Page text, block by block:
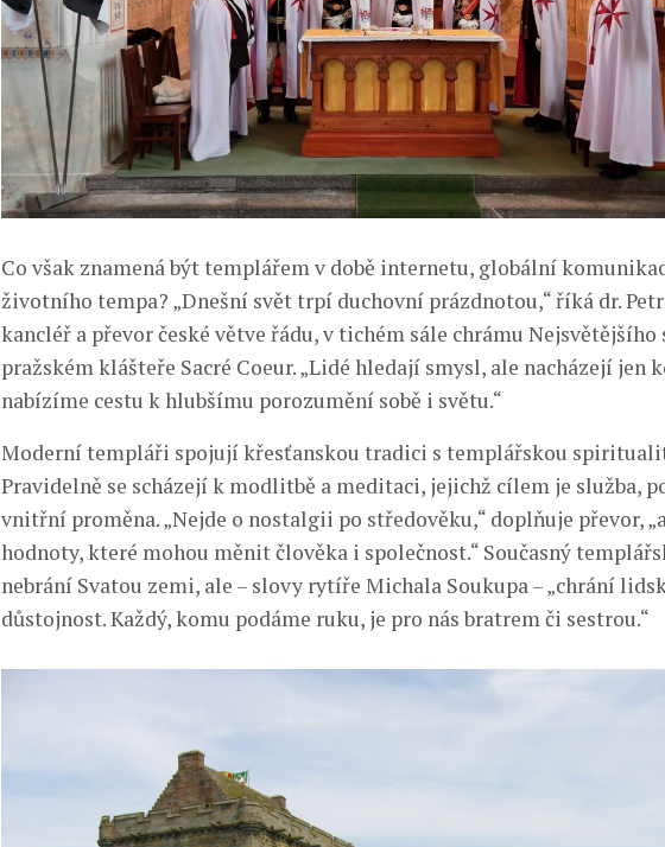
Co však znamená být templářem v době internetu, globální
životního tempa? „Dnešní svět trpí duchovní prázdnotou,“ říká dr.
kancléř a převor české větve řádu, v tichém sále chrámu Nejsvětějšího
pražském klášteře Sacré Coeur. „Lidé hledají smysl, ale nacházejí jen
nabízíme cestu k hlubšímu porozumění sobě i světu.“
Moderní templáři spojují křesťanskou tradici s templářskou
Pravidelně se scházejí k modlitbě a meditaci, jejichž cílem je služba,
vnitřní proměna. „Nejde o nostalgii po středověku,“ doplňuje převor,
hodnoty, které mohou měnit člověka i společnost.“ Současný
nebrání Svatou zemi, ale – slovy rytíře Michala Soukupa – „chrání
důstojnost. Každý, komu podáme ruku, je pro nás bratrem či sestrou.“